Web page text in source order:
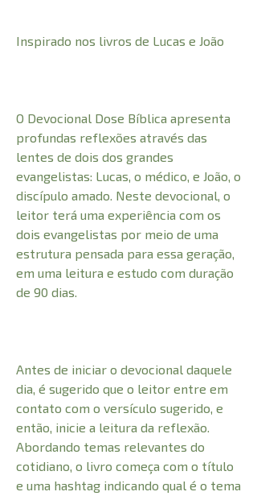
Inspirado nos livros de Lucas e João
O Devocional Dose Bíblica apresenta
profundas reflexões através das
lentes de dois dos grandes
evangelistas: Lucas, o médico, e João, o
discípulo amado. Neste devocional, o
leitor terá uma experiência com os
dois evangelistas por meio de uma
estrutura pensada para essa geração,
em uma leitura e estudo com duração
de 90 dias.
Antes de iniciar o devocional daquele
dia, é sugerido que o leitor entre em
contato com o versículo sugerido, e
então, inicie a leitura da reflexão.
Abordando temas relevantes do
cotidiano, o livro começa com o título
e uma hashtag indicando qual é o tema